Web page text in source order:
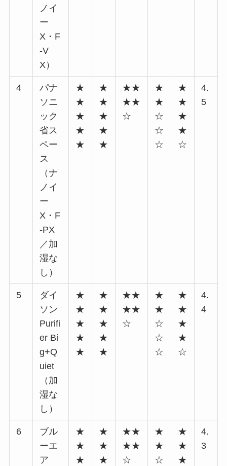
ノイ
ー
X・F
-V
X）
4
パナ
ソニ
ック
省ス
ペー
ス
（ナ
ノイ
ー
X・F
-PX
／加
湿な
し）
★
★
★
★
★
★
★
★
★
★
★★
★★
☆
★
★
☆
☆
☆
★
★
★
★
☆
4.
5
5
ダイ
ソン
Purifi
er Bi
g+Q
uiet
（加
湿な
し）
★
★
★
★
★
★
★
★
★
★
★★
★★
☆
★
★
☆
☆
☆
★
★
★
★
☆
4.
4
6
ブル
ーエ
ア
★
★
★
★
★
★
★★
★★
☆
★
★
☆
★
★
★
4.
3